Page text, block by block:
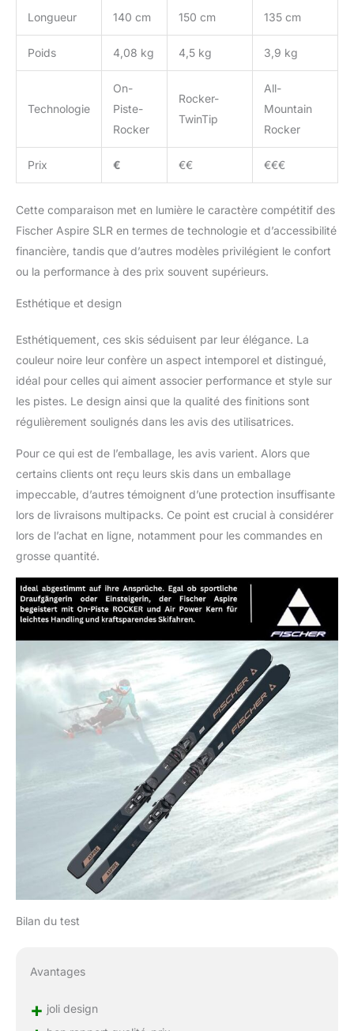
Longueur 140 cm 150 cm 135 cm
Poids 4,08 kg 4,5 kg 3,9 kg
Technologie
On-
Piste-
Rocker
Rocker-
TwinTip
All-
Mountain
Rocker
Prix € €€ €€€
Cette comparaison met en lumière le caractère compétitif des
Fischer Aspire SLR en termes de technologie et d’accessibilité
financière, tandis que d’autres modèles privilégient le confort
ou la performance à des prix souvent supérieurs.
Esthétique et design
Esthétiquement, ces skis séduisent par leur élégance. La
couleur noire leur confère un aspect intemporel et distingué,
idéal pour celles qui aiment associer performance et style sur
les pistes. Le design ainsi que la qualité des finitions sont
régulièrement soulignés dans les avis des utilisatrices.
Pour ce qui est de l’emballage, les avis varient. Alors que
certains clients ont reçu leurs skis dans un emballage
impeccable, d’autres témoignent d’une protection insuffisante
lors de livraisons multipacks. Ce point est crucial à considérer
lors de l’achat en ligne, notamment pour les commandes en
grosse quantité.
Bilan du test
Avantages
+ joli design